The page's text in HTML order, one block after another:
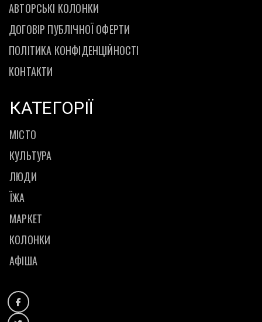
АВТОРСЬКІ КОЛОНКИ
ДОГОВІР ПУБЛІЧНОЇ ОФЕРТИ
ПОЛІТИКА КОНФІДЕНЦІЙНОСТІ
КОНТАКТИ
КАТЕГОРІЇ
МІСТО
КУЛЬТУРА
ЛЮДИ
ЇЖА
МАРКЕТ
КОЛОНКИ
АФІША